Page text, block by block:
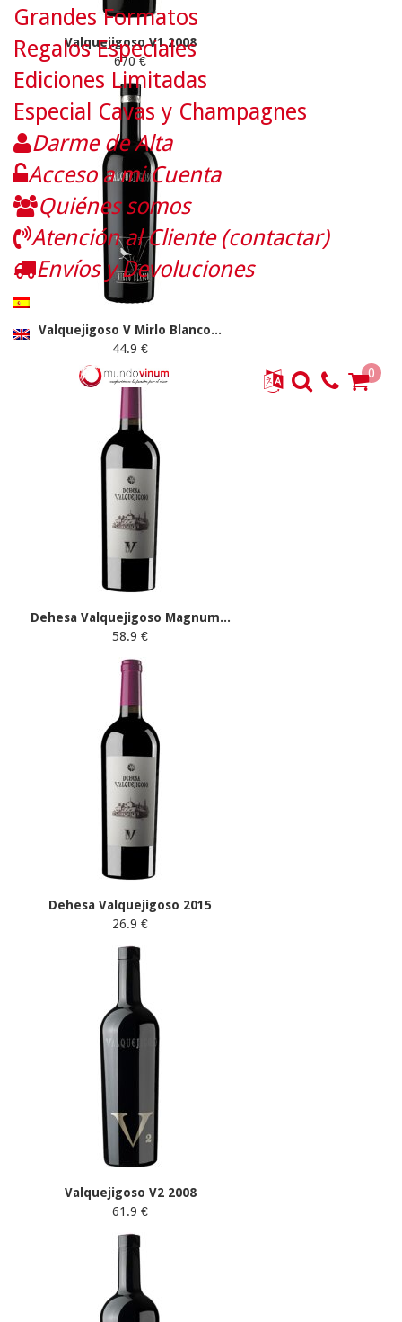
Valquejigoso V1 2008
670 €
Valquejigoso V Mirlo Blanco...
44.9 €
Dehesa Valquejigoso Magnum...
58.9 €
Dehesa Valquejigoso 2015
26.9 €
Valquejigoso V2 2008
61.9 €
Grandes Formatos
Regalos Especiales
Ediciones Limitadas
Especial Cavas y Champagnes
Darme de Alta
Acceso a mi Cuenta
Quiénes somos
Atención al Cliente (contactar)
Envíos y Devoluciones
0